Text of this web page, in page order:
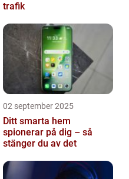
trafik
02 september 2025
Ditt smarta hem
spionerar på dig – så
stänger du av det